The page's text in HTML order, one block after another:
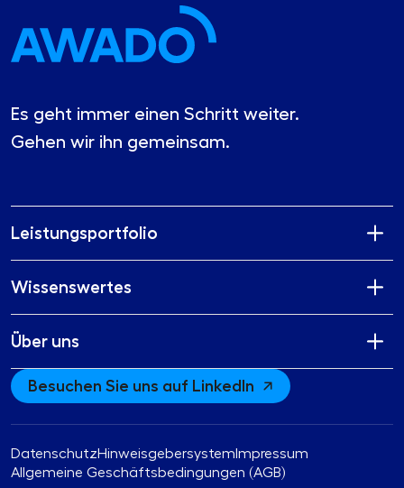
Es geht immer einen Schritt weiter.
Gehen wir ihn gemeinsam.
Leistungsportfolio
Wissenswertes
Über uns
Besuchen Sie uns auf LinkedIn
DatenschutzHinweisgebersystem Impressum
Allgemeine Geschäftsbedingungen (AGB)